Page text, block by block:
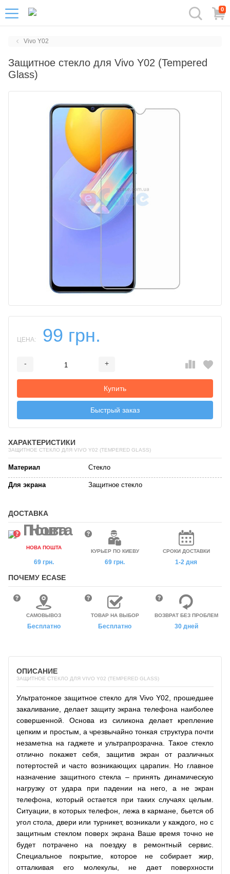
0
Vivo Y02
Защитное стекло для Vivo Y02 (Tempered
Glass)
ЦЕНА: 99 грн.
- +
Купить
Быстрый заказ
ХАРАКТЕРИСТИКИ
ЗАЩИТНОЕ СТЕКЛО ДЛЯ VIVO Y02 (TEMPERED GLASS)
Материал Стекло
Для экрана Защитное стекло
ДОСТАВКА
НОВА ПОШТА
69 грн.
КУРЬЕР ПО КИЕВУ
69 грн.
СРОКИ ДОСТАВКИ
1-2 дня
ПОЧЕМУ ECASE
САМОВЫВОЗ
Бесплатно
ТОВАР НА ВЫБОР
Бесплатно
ВОЗВРАТ БЕЗ ПРОБЛЕМ
30 дней
ОПИСАНИЕ
ЗАЩИТНОЕ СТЕКЛО ДЛЯ VIVO Y02 (TEMPERED GLASS)
Ультратонкое защитное стекло для Vivo Y02, прошедшее
закаливание, делает защиту экрана телефона наиболее
совершенной. Основа из силикона делает крепление
цепким и простым, а чрезвычайно тонкая структура почти
незаметна на гаджете и ультрапрозрачна. Такое стекло
отлично покажет себя, защитив экран от различных
потертостей и часто возникающих царапин. Но главное
назначение защитного стекла – принять динамическую
нагрузку от удара при падении на него, а не экран
телефона, который остается при таких случаях целым.
Ситуации, в которых телефон, лежа в кармане, бьется об
угол стола, двери или турникет, возникали у каждого, но с
защитным стеклом поверх экрана Ваше время точно не
будет потрачено на поездку в ремонтный сервис.
Специальное покрытие, которое не собирает жир,
отталкивая его молекулы, не дает поверхности